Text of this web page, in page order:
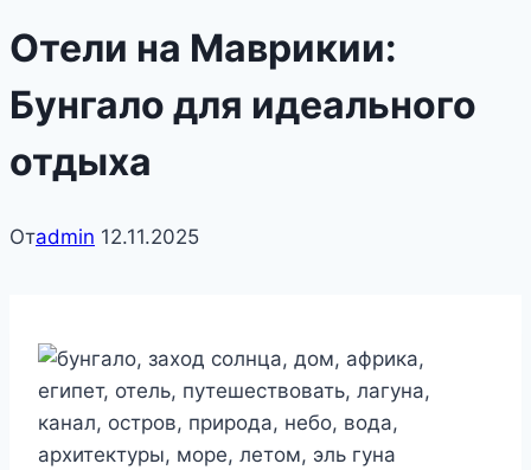
Отели на Маврикии:
Бунгало для идеального
отдыха
Отadmin 12.11.2025